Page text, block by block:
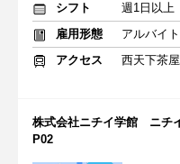
シフト
週1日以上
雇用形態
アルバイ
アクセス
西天下茶
株式会社ニチイ学館 ニチ
P02